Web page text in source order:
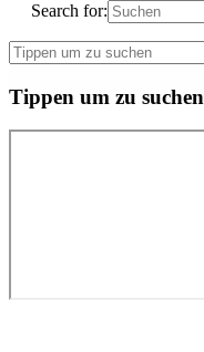
Search for:
Tippen um zu suchen